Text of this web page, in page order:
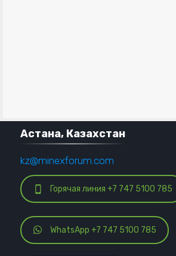
Астана, Казахстан
kz@minexforum.com
Горячая линия +7 747 5100 785
WhatsApp +7 747 5100 785